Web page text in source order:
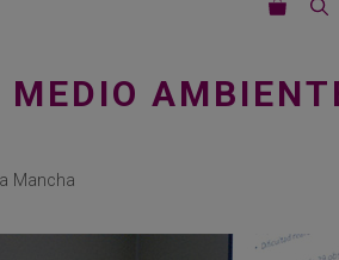
Mancha